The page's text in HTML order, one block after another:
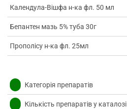
Календула-Вішфа н-ка фл. 50 мл
Бепантен мазь 5% туба 30г
Прополісу н-ка фл. 25мл
✅ Категорія препаратів
✅ Кількість препаратів у каталозі